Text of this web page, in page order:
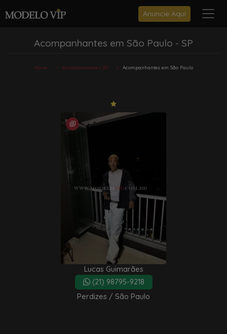
Anuncie Aqui
Acompanhantes em São Paulo - SP
Home Acompanhantes SP Acompanhantes em São Paulo
Lucas Guimarães
(21) 98795-9218
Perdizes / São Paulo